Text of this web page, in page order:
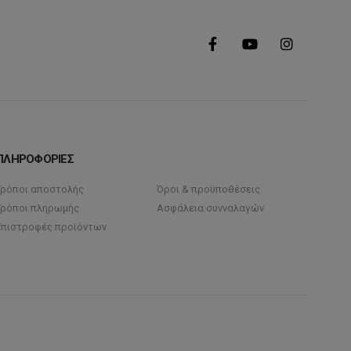
αποστολής
πληρωμής
προϊόντων
Όροι & προϋποθέσεις
Ασφάλεια συνναλαγών